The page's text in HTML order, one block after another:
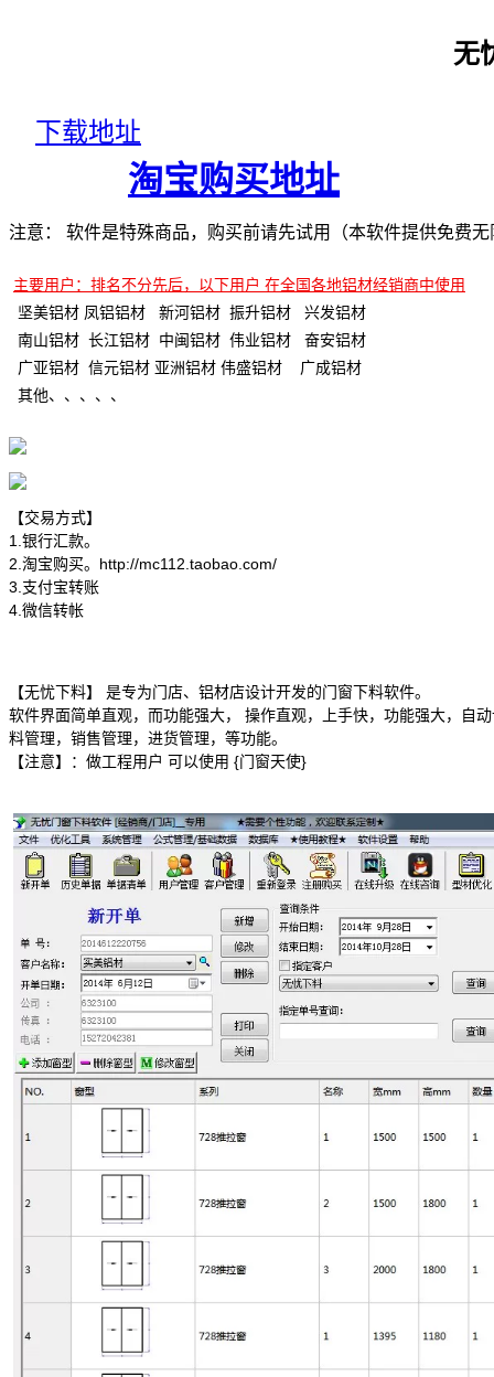
无
下载地址
淘宝购买地址
注意： 软件是特殊商品，购买前请先试用（本软件提供免费
主要用户：排名不分先后，以下用户 在全国各地铝材经销商中使用
坚美铝材 凤铝铝材 新河铝材 振升铝材 兴发铝材
南山铝材 长江铝材 中闽铝材 伟业铝材 奋安铝材
广亚铝材 信元铝材 亚洲铝材 伟盛铝材 广成铝材
其他、、、、、
【交易方式】
1.银行汇款。
2.淘宝购买。 http://mc112.taobao.com/
3.支付宝转账
4.微信转帐
【无忧下料】 是专为门店、铝材店设计开发的门窗下料软件。
软件界面简单直观，而功能强大， 操作直观，上手快，功能强大，自
料管理，销售管理，进货管理，等功能。
【注意】：做工程用户 可以使用 {门窗天使}